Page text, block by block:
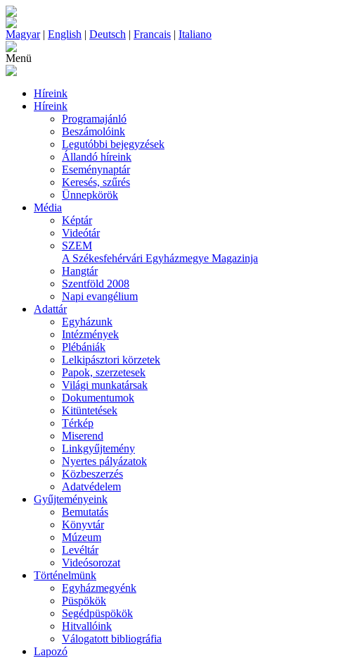
Magyar| English | Deutsch | Francais | Italiano
Menü
Híreink
Híreink
Programajánló
Beszámolóink
Legutóbbi bejegyzések
Állandó híreink
Eseménynaptár
Keresés, szűrés
Ünnepkörök
Média
Képtár
Videótár
SZEM
A Székesfehérvári Egyházmegye Magazinja
Hangtár
Szentföld 2008
Napi evangélium
Adattár
Egyházunk
Intézmények
Plébániák
Lelkipásztori körzetek
Papok, szerzetesek
Világi munkatársak
Dokumentumok
Kitüntetések
Térkép
Miserend
Linkgyűjtemény
Nyertes pályázatok
Közbeszerzés
Adatvédelem
Gyűjteményeink
Bemutatás
Könyvtár
Múzeum
Levéltár
Videósorozat
Történelmünk
Egyházmegyénk
Püspökök
Segédpüspökök
Hitvallóink
Válogatott bibliográfia
Lapozó